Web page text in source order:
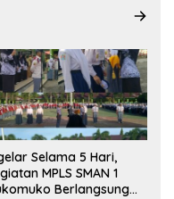
Selama 5 Hari,
MPLS SMAN 1
Berlangsung